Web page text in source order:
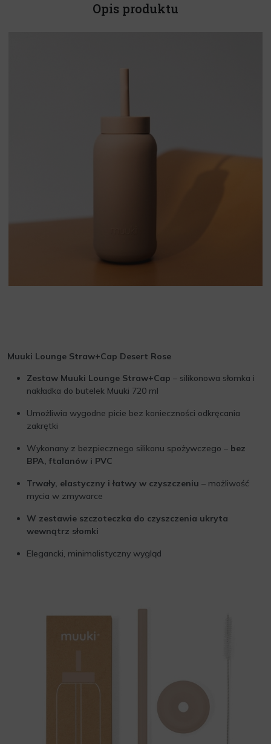
Opis produktu
Muuki Lounge Straw+Cap Desert Rose
Zestaw Muuki Lounge Straw+Cap – silikonowa słomka i
nakładka do butelek Muuki 720 ml
Umożliwia wygodne picie bez konieczności odkręcania
zakrętki
Wykonany z bezpiecznego silikonu spożywczego – bez
BPA, ftalanów i PVC
Trwały, elastyczny i łatwy w czyszczeniu – możliwość
mycia w zmywarce
W zestawie szczoteczka do czyszczenia ukryta
wewnątrz słomki
Elegancki, minimalistyczny wygląd